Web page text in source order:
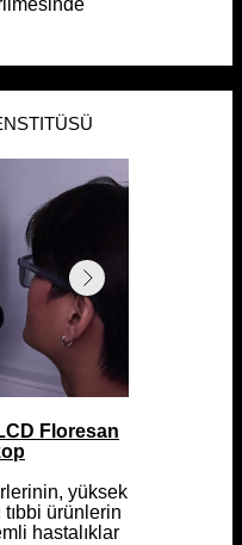
Floresan
yüksek
tıbbi ürünlerin
hastalıklar
Floresan
yüksek
tıbbi ürünlerin
hastalıklar